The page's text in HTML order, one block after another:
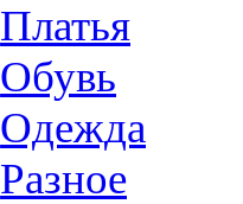
Платья
Обувь
Одежда
Разное